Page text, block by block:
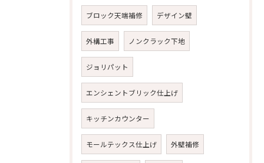
ブロック天端補修 デザイン壁
外構工事 ノンクラック下地
ジョリパット
エンシェントブリック仕上げ
キッチンカウンター
モールテックス仕上げ 外壁補修